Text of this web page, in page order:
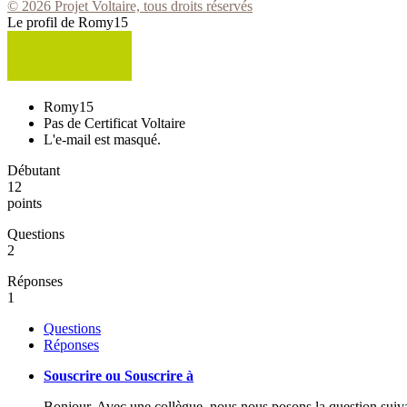
© 2026 Projet Voltaire, tous droits réservés
Le profil de Romy15
Romy15
Pas de Certificat Voltaire
L'e-mail est masqué.
Débutant
12
points
Questions
2
Réponses
1
Questions
Réponses
Souscrire ou Souscrire à